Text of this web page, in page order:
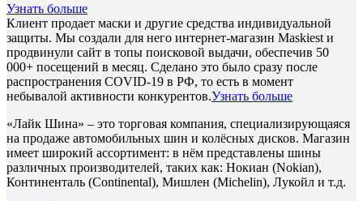
Узнать больше
Клиент продает маски и другие средства индивидуальной
защиты. Мы создали для него интернет-магазин Maskiest и
продвинули сайт в топы поисковой выдачи, обеспечив 50
000+ посещений в месяц. Сделано это было сразу после
распространения COVID-19 в РФ, то есть в момент
небывалой активности конкурентов.Узнать больше
«Лайк Шина» – это торговая компания, специализирующаяся
на продаже автомобильных шин и колёсных дисков. Магазин
имеет широкий ассортимент: в нём представлены шины
различных производителей, таких как: Нокиан (Nokian),
Континенталь (Continental), Мишлен (Michelin), Лукойл и т.д.